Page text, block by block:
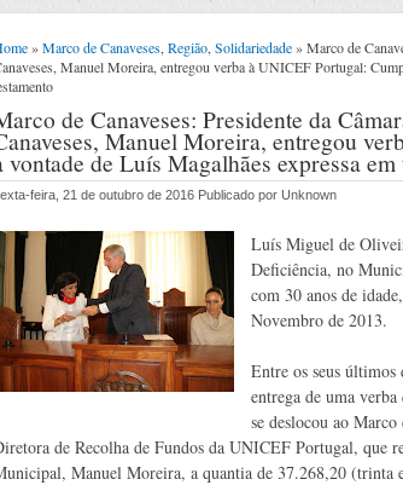
»Marco de Canaveses Região Solidariedade» Marco de
Manuel Moreira, entregou verba à UNICEF Portugal:
de Canaveses: Presidente da
Manuel Moreira, entregou
vontade de Luís Magalhães expressa em
feira, 21 de outubro de 2016 Publicado por Unknown
Luís Miguel de
Deficiência, no
com 30 anos de
Novembro de 2013.
Entre os seus últimos
entrega de uma
se deslocou ao
de Recolha de Fundos da UNICEF Portugal, que
Manuel Moreira, a quantia de 37.268,20 (trinta